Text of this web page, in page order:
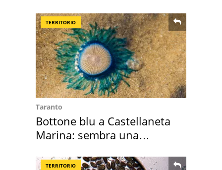
TERRITORIO
Taranto
Bottone blu a Castellaneta
Marina: sembra una
TERRITORIO